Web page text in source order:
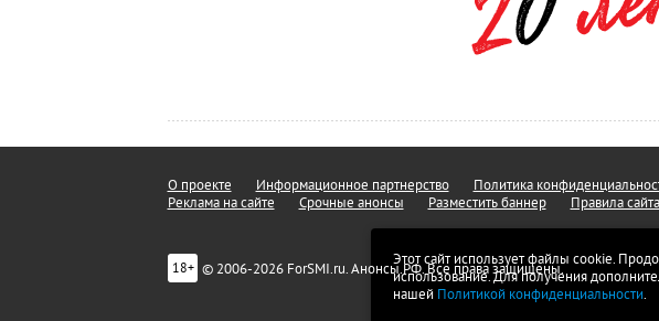
Этот сайт использует файлы cookie.
использование. Для получения
нашей Политикой конфиденциальности.
О проекте Информационное партнерство Политика
Реклама на сайте
Срочные анонсы Разместить баннер Правила сайта
18+ © 2006-2026 ForSMI.ru. Анонсы.РФ. Все права защищены.